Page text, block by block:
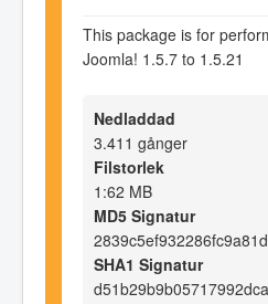
This package is for
Joomla! 1.5.7 to 1.5.21
Nedladdad
3.411 gånger
Filstorlek
1:62 MB
MD5 Signatur
SHA1 Signatur